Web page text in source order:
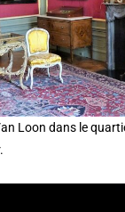
Loon dans le